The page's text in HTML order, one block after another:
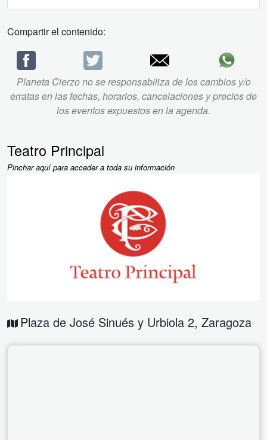
Compartir el contenido:
Planeta Cierzo no se responsabiliza de los cambios y/o
erratas en las fechas, horarios, cancelaciones y precios de
los eventos expuestos en la agenda.
Teatro Principal
Pinchar aquí para acceder a toda su información
Plaza de José Sinués y Urbiola 2, Zaragoza